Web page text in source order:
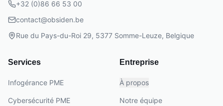
+32 (0)86 66 53 00
contact@obsiden.be
Rue du Pays-du-Roi 29, 5377 Somme-Leuze, Belgique
Services
Infogérance PME
Cybersécurité PME
Entreprise
À propos
Notre équipe